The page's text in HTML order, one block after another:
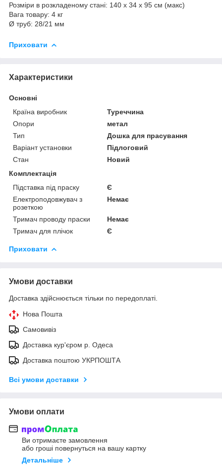
Розміри в розкладеному стані: 140 х 34 х 95 см (макс)
Вага товару: 4 кг
Ø труб: 28/21 мм
Приховати
Характеристики
Основні
Країна виробник
Туреччина
Опори
метал
Тип
Дошка для прасування
Варіант установки
Підлоговий
Стан
Новий
Комплектація
Підставка під праску
Є
Електроподовжувач з
розеткою
Немає
Тримач проводу праски
Немає
Тримач для плічок
Є
Приховати
Умови доставки
Доставка здійснюється тільки по передоплаті.
Нова Пошта
Самовивіз
Доставка кур'єром р. Одеса
Доставка поштою УКРПОШТА
Всі умови доставки
Умови оплати
Ви отримаєте замовлення
або гроші повернуться на вашу картку
Детальніше